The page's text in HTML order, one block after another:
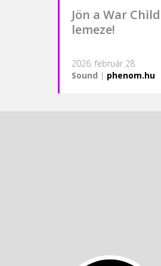
Jön a War
lemeze!
2026. február 28.
Sound | phenom.hu